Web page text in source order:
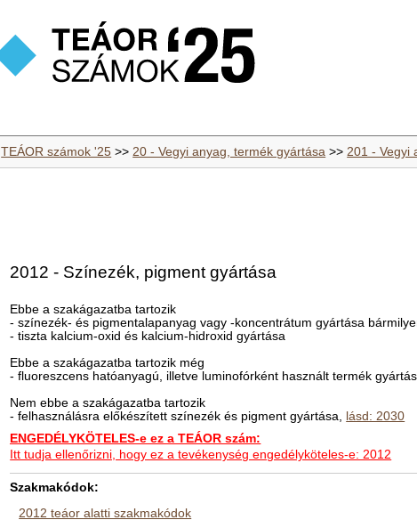
TEÁOR számok '25 >>20 - Vegyi anyag, termék gyártása >>201 - Vegyi
2012 - Színezék, pigment gyártása
Ebbe a szakágazatba tartozik
- színezék- és pigmentalapanyag vagy -koncentrátum gyártása
- tiszta kalcium-oxid és kalcium-hidroxid gyártása
Ebbe a szakágazatba tartozik még
- fluoreszcens hatóanyagú, illetve luminofórként használt termék
Nem ebbe a szakágazatba tartozik
- felhasználásra előkészített színezék és pigment gyártása, lásd: 2030
ENGEDÉLYKÖTELES-e ez a TEÁOR szám:
Itt tudja ellenőrizni, hogy ez a tevékenység engedélyköteles-e: 2012
Szakmakódok:
2012 teáor alatti szakmakódok